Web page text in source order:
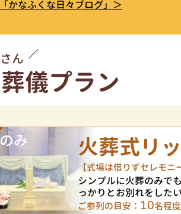
かなふくな日々ブログ」＞
ん
儀プラン
み 火葬式リ
【式場は借りずセレモニ
シンプルに火葬のみで
っかりとお別れをしたい
ご参列の目安： 10名程度